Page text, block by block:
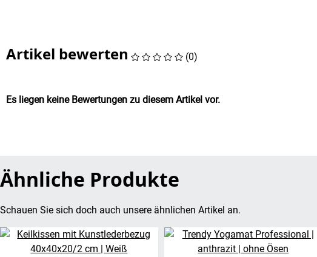
Artikel bewerten (0)
Es liegen keine Bewertungen zu diesem Artikel vor.
Ähnliche Produkte
Schauen Sie sich doch auch unsere ähnlichen Artikel an.